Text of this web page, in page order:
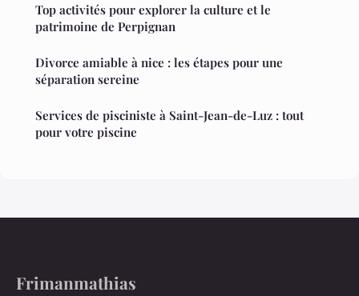
Top activités pour explorer la culture et le
patrimoine de Perpignan
Divorce amiable à nice : les étapes pour une
séparation sereine
Services de pisciniste à Saint-Jean-de-Luz : tout
pour votre piscine
Frimanmathias